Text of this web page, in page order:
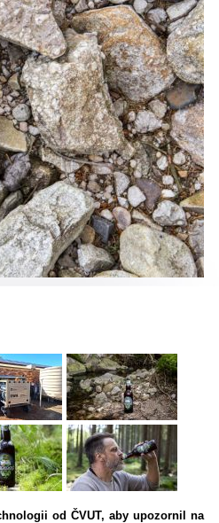
od ČVUT, aby upozornil na